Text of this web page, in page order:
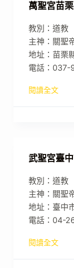
萬聖宮苗
教別：道教
主神：關聖
地址：苗栗
電話：037-
閱讀全文
武聖宮臺
教別：道教
主神：關聖
地址：臺中
電話：04-
閱讀全文